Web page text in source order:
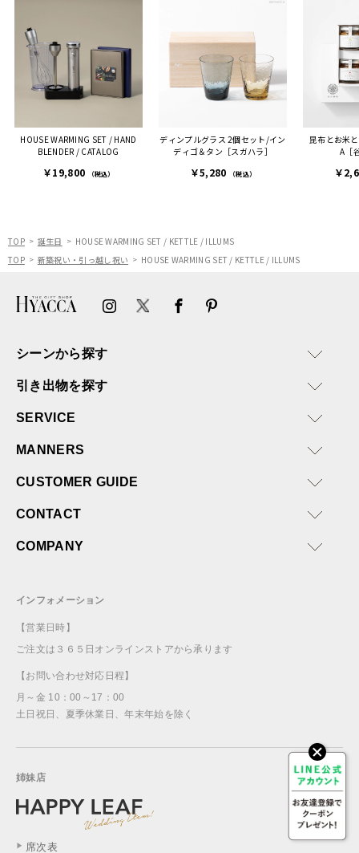
を選んでよかったし他の友
人にもお勧めしたいと感じ
ました。
また、こちら不注意でメー
登録してログインできなく
困った際にも、迅速に回答
連絡があり大変助かりまし
で、いい思い出になりまし
す。
HOUSE WARMING SET / HAND
BLENDER / CATALOG
￥19,800 （税込）
ディンプルグラス 2個セット/イン
ディゴ＆タン［スガハラ］
￥5,280 （税込）
昆布とお米
A［
￥
TOP 誕生日
HOUSE WARMING SET / KETTLE / ILLUMS
TOP
新築祝い・引っ越し祝い HOUSE WARMING SET / KETTLE / ILLUMS
シーンから探す
引き出物を探す
SERVICE
MANNERS
CUSTOMER GUIDE
CONTACT
COMPANY
インフォメーション
【営業日時】
ご注文は３６５日オンラインストアから承ります
【お問い合わせ対応日程】
月～金 10：00～17：00
土日祝日、夏季休業日、年末年始を除く
姉妹店
席次表